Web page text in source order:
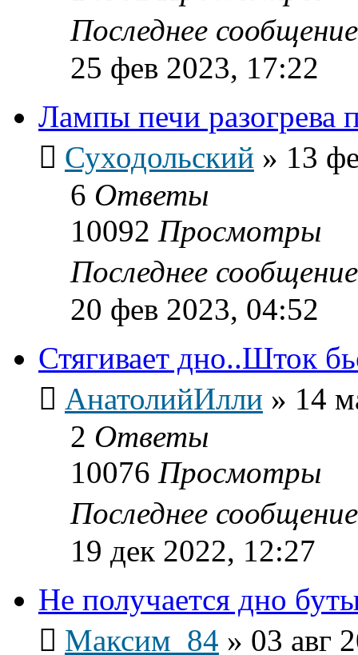
Последнее
25 фев 2023, 17:22
Лампы печи разогрева
Суходольский » 13
6 Ответы
10092 Просмотры
Последнее
20 фев 2023, 04:52
Стягивает дно..Шток
АнатолийИлли » 14
2 Ответы
10076 Просмотры
Последнее
19 дек 2022, 12:27
Не получается дно
Максим_84 » 03 авг